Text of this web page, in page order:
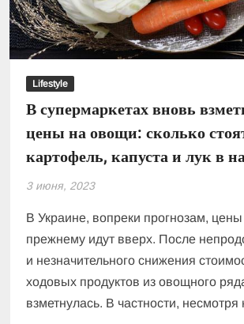
в
июне
Lifestyle
В супермаркетах вновь
цены на овощи: сколько
картофель, капуста и лук в
3 июня, 2023
В Украине, вопреки прогнозам,
прежнему идут вверх. После
и незначительного снижения
ходовых продуктов из овощного
взметнулась. В частности, несмотря